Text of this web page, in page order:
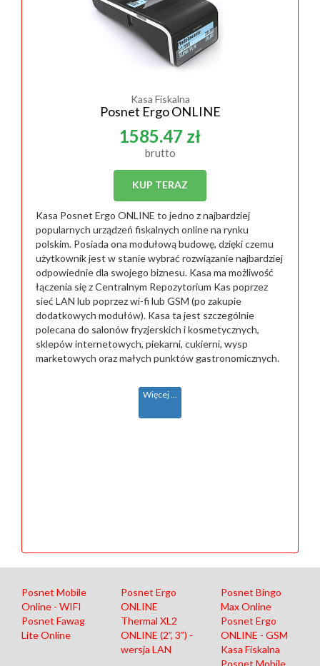
Kasa Fiskalna
Posnet Ergo ONLINE
1585.47 zł
brutto
KUP TERAZ
Kasa Posnet Ergo ONLINE to jedno z najbardziej
popularnych urządzeń fiskalnych online na rynku
polskim. Posiada ona modułową budowę, dzięki czemu
użytkownik jest w stanie wybrać rozwiązanie najbardziej
odpowiednie dla swojego biznesu. Kasa ma możliwość
łączenia się z Centralnym Repozytorium Kas poprzez
sieć LAN lub poprzez wi-fi lub GSM (po zakupie
dodatkowych modułów). Kasa ta jest szczególnie
polecana do salonów fryzjerskich i kosmetycznych,
sklepów internetowych, piekarni, cukierni, wysp
marketowych oraz małych punktów gastronomicznych.
Więcej ...
Posnet Mobile
Online - WIFI
Posnet Ergo
ONLINE
Posnet Bingo
Max Online
Posnet Fawag
Lite Online
Thermal XL2
ONLINE (2”, 3”) -
wersja LAN
Posnet Ergo
ONLINE - GSM
Kasa Fiskalna
Posnet Mobile